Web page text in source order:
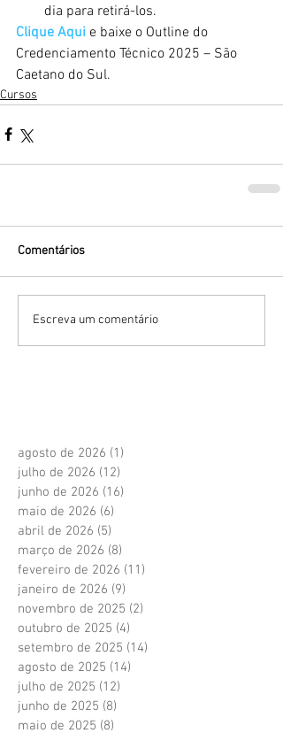
dia para retirá-los.
Clique Aqui e baixe o Outline do
Credenciamento Técnico 2025 – São
Caetano do Sul.
Cursos
Comentários
Escreva um comentário
agosto de 2026 (1)
julho de 2026 (12)
junho de 2026 (16)
maio de 2026 (6)
abril de 2026 (5)
março de 2026 (8)
fevereiro de 2026 (11)
janeiro de 2026 (9)
novembro de 2025 (2)
outubro de 2025 (4)
setembro de 2025 (14)
agosto de 2025 (14)
julho de 2025 (12)
junho de 2025 (8)
maio de 2025 (8)